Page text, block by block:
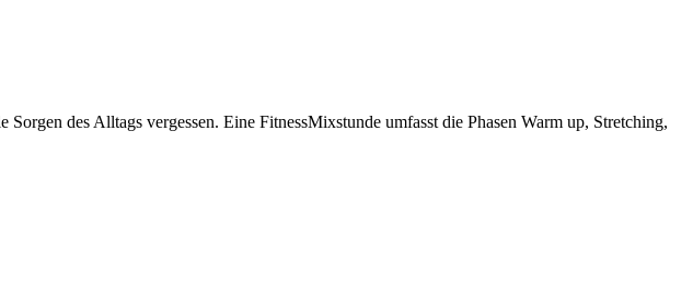
des Alltags vergessen. Eine FitnessMixstunde umfasst die Phasen Warm up, Stretching,